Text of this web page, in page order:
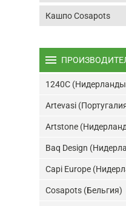
Кашпо Cosapots
menu
1240C
Artevasi
Artstone
Baq Design
Capi Europe
Cosapots (Бельгия)